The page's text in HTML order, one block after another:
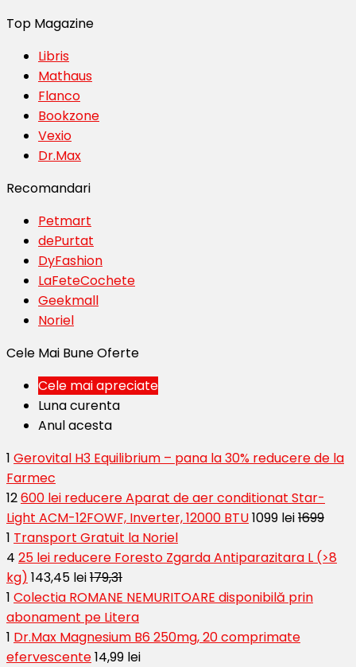
Top Magazine
Libris
Mathaus
Flanco
Bookzone
Vexio
Dr.Max
Recomandari
Petmart
dePurtat
DyFashion
LaFeteCochete
Geekmall
Noriel
Cele Mai Bune Oferte
Cele mai apreciate
Luna curenta
Anul acesta
1 Gerovital H3 Equilibrium – pana la 30% reducere de la
Farmec
12600 lei reducere Aparat de aer conditionat Star-
Light ACM-12FOWF, Inverter, 12000 BTU1099 lei1699
1 Transport Gratuit la Noriel
4 25 lei reducere Foresto Zgarda Antiparazitara L (>8
kg) 143,45 lei179,31
1 Colectia ROMANE NEMURITOARE disponibilă prin
abonament pe Litera
1 Dr.Max Magnesium B6 250mg, 20 comprimate
efervescente14,99 lei